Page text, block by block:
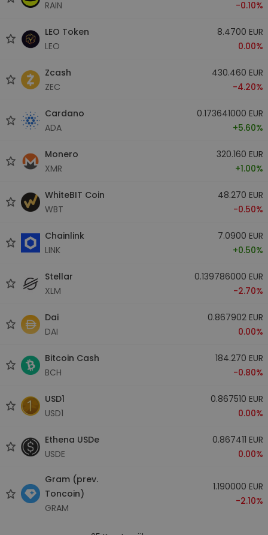
RAIN
-0.10%
LEO Token
LEO
8.4700 EUR
0.00%
Zcash
ZEC
430.460 EUR
-4.20%
Cardano
ADA
0.173641000 EUR
+5.60%
Monero
XMR
320.160 EUR
+1.00%
WhiteBIT Coin
WBT
48.270 EUR
-0.50%
Chainlink
LINK
7.0900 EUR
+0.50%
Stellar
XLM
0.139786000 EUR
-2.70%
Dai
DAI
0.867902 EUR
0.00%
Bitcoin Cash
BCH
184.270 EUR
-0.80%
USD1
USD1
0.867510 EUR
0.00%
Ethena USDe
USDE
0.867411 EUR
0.00%
Gram (prev.
Toncoin)
GRAM
1.190000 EUR
-2.10%